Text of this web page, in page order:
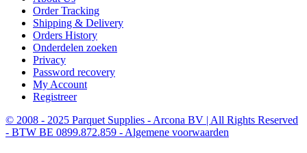
Order Tracking
Shipping & Delivery
Orders History
Onderdelen zoeken
Privacy
Password recovery
My Account
Registreer
© 2008 - 2025 Parquet Supplies - Arcona BV | All Rights Reserved
- BTW BE 0899.872.859 - Algemene voorwaarden